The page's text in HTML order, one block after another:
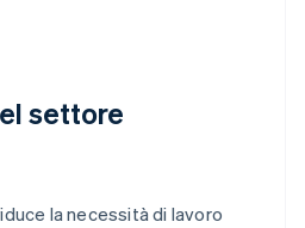
settore
la necessità di lavoro